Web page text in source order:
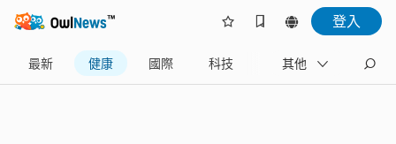
登入
最新 健康 國際 科技 財經
其他